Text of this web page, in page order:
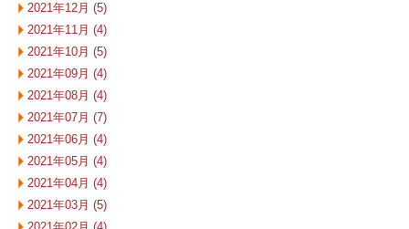
2021年12月 (5)
2021年11月 (4)
2021年10月 (5)
2021年09月 (4)
2021年08月 (4)
2021年07月 (7)
2021年06月 (4)
2021年05月 (4)
2021年04月 (4)
2021年03月 (5)